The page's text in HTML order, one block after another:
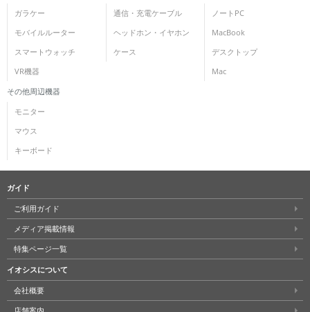
ガラケー
モバイルルーター
スマートウォッチ
VR機器
通信・充電ケーブル
ヘッドホン・イヤホン
ケース
ノートPC
MacBook
デスクトップ
Mac
その他周辺機器
モニター
マウス
キーボード
ガイド
ご利用ガイド
メディア掲載情報
特集ページ一覧
イオシスについて
会社概要